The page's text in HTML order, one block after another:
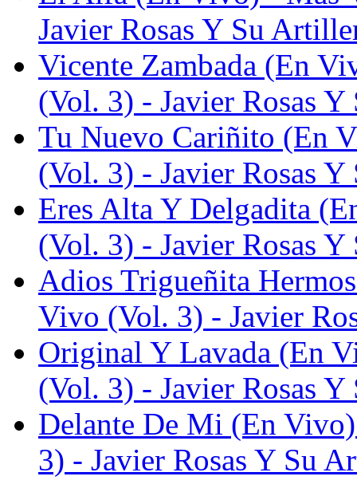
Javier Rosas Y Su
Vicente Zambada (En
(Vol. 3) - Javier Rosas
Tu Nuevo Cariñito (En
(Vol. 3) - Javier Rosas
Eres Alta Y Delgadita
(Vol. 3) - Javier Rosas
Adios Trigueñita
Vivo (Vol. 3) - Javier
Original Y Lavada (En
(Vol. 3) - Javier Rosas
Delante De Mi (En
3) - Javier Rosas Y Su